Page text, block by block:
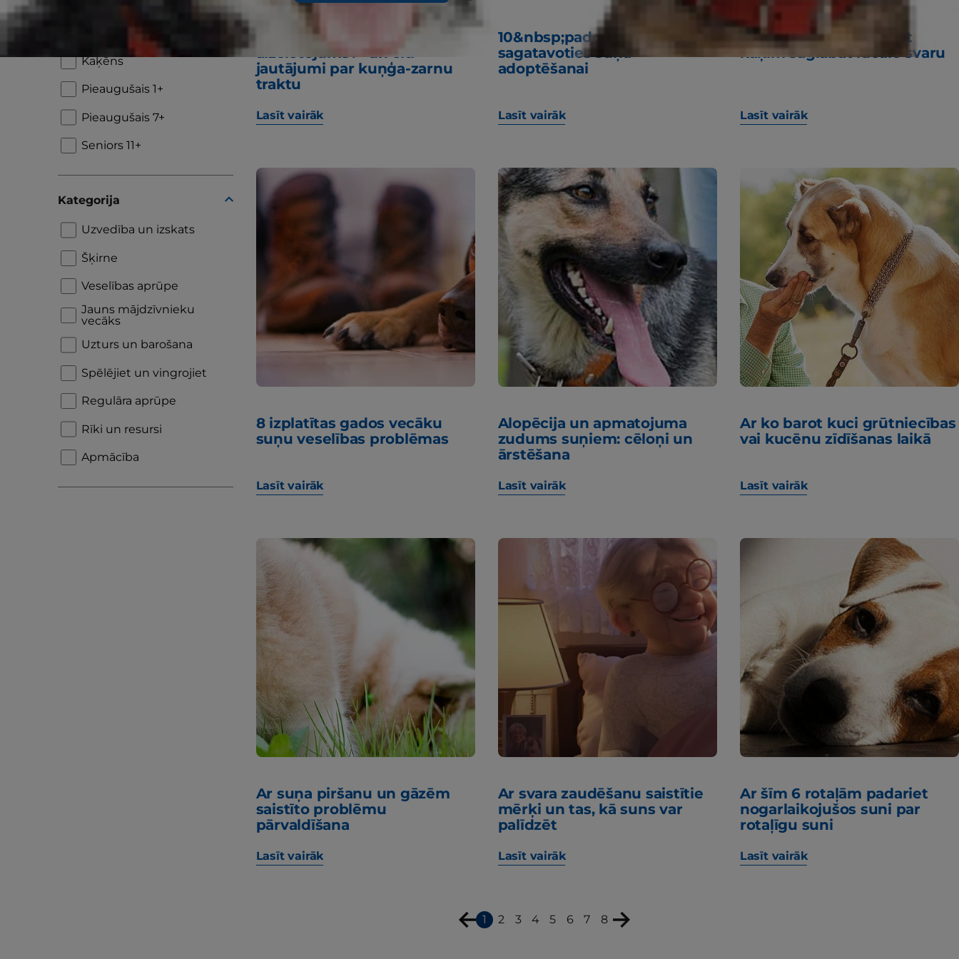
Dzīves posms
Kaķēns
Pieaugušais 1+
Pieaugušais 7+
Seniors 11+
Kategorija
Uzvedība un izskats
Šķirne
Veselības aprūpe
Jauns mājdzīvnieku
vecāks
Uzturs un barošana
Spēlējiet un vingrojiet
Regulāra aprūpe
Rīki un resursi
Apmācība
"Kāpēc manam sunim ir
aizcietējums?" un citi
jautājumi par kuņģa-zarnu
traktu
Lasīt vairāk
10&nbsp;padomi, kā
sagatavoties suņa
adoptēšanai
Lasīt vairāk
4 ieteikumi, kā palīdzēt
kaķim saglabāt ideālo svaru
Lasīt vairāk
8 izplatītas gados vecāku
suņu veselības problēmas
Lasīt vairāk
Alopēcija un apmatojuma
zudums suņiem: cēloņi un
ārstēšana
Lasīt vairāk
Ar ko barot kuci grūtniecības
vai kucēnu zīdīšanas laikā
Lasīt vairāk
Ar suņa piršanu un gāzēm
saistīto problēmu
pārvaldīšana
Lasīt vairāk
Ar svara zaudēšanu saistītie
mērķi un tas, kā suns var
palīdzēt
Lasīt vairāk
Ar šīm 6 rotaļām padariet
nogarlaikojušos suni par
rotaļīgu suni
Lasīt vairāk
1 2 3 4 5 6 7 8